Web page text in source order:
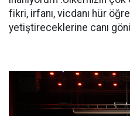
fikri, irfanı, vicdanı hür
yetiştireceklerine canı